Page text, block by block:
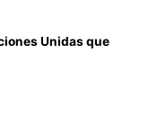
Unidas que